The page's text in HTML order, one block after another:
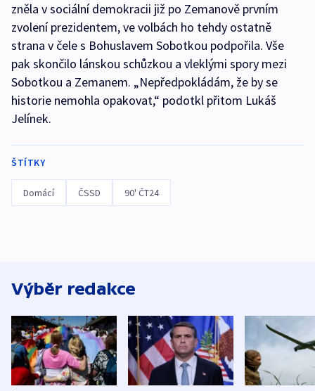
zněla v sociální demokracii již po Zemanově prvním
zvolení prezidentem, ve volbách ho tehdy ostatně
strana v čele s Bohuslavem Sobotkou podpořila. Vše
pak skončilo lánskou schůzkou a vleklými spory mezi
Sobotkou a Zemanem. „Nepředpokládám, že by se
historie nemohla opakovat,“ podotkl přitom Lukáš
Jelínek.
ŠTÍTKY
Domácí ČSSD 90' ČT24
Výběr redakce